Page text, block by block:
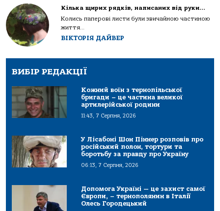
Кілька щирих рядків, написаних від руки…
Колись паперові листи були звичайною частиною
життя...
ВІКТОРІЯ ДАЙВЕР
ВИБІР РЕДАКЦІЇ
Кожний воїн з тернопільської
бригади – це частина великої
артилерійської родини
11:43, 7 Серпня, 2026
У Лісабоні Шон Піннер розповів про
російський полон, тортури та
боротьбу за правду про Україну
06:13, 7 Серпня, 2026
Допомога Україні — це захист самої
Європи, – тернополянин в Італії
Олесь Городецький